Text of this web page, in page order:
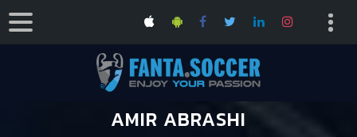
AMIR ABRASHI